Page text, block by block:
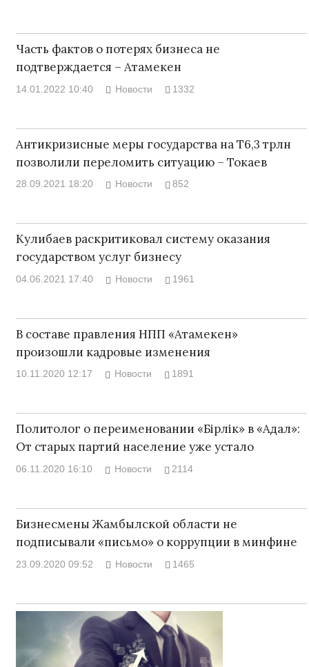
Часть фактов о потерях бизнеса не
подтверждается – Атамекен
14.01.2022 10:40 Новости 1332
Антикризисные меры государства на Т6,3 трлн
позволили переломить ситуацию – Токаев
28.09.2021 18:20 Новости 852
Кулибаев раскритиковал систему оказания
государством услуг бизнесу
04.06.2021 17:40 Новости 1961
В составе правления НПП «Атамекен»
произошли кадровые изменения
10.11.2020 12:17 Новости 1891
Политолог о переименовании «Бірлік» в «Адал»:
От старых партий население уже устало
06.11.2020 16:10 Новости 2114
Бизнесмены Жамбылской области не
подписывали «письмо» о коррупции в минфине
23.09.2020 09:52 Новости 1465